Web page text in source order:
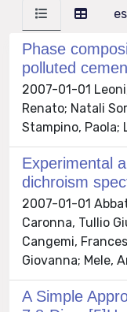
Phase
polluted
2007-01-01
Renato; Natali
Stampino, Paola;
Experimental
dichroism
2007-01-01
Caronna, Tullio
Cangemi,
Giovanna; Mele,
A Simple